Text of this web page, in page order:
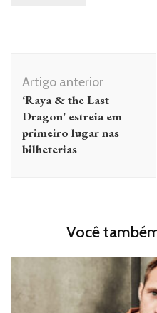
de
post
Artigo anterior
‘Raya & the Last
Dragon’ estreia em
primeiro lugar nas
bilheterias
Você